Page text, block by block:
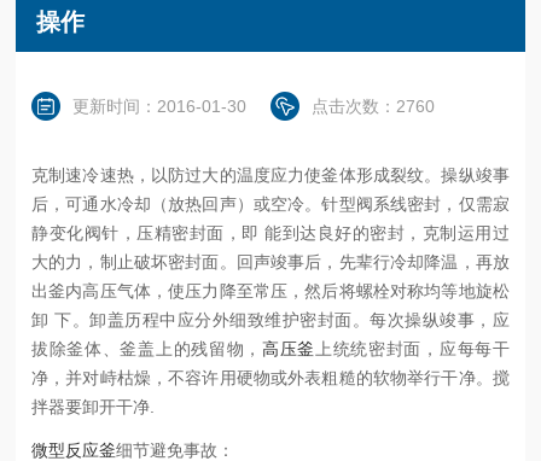
操作
更新时间：2016-01-30 点击次数：2760
克制速冷速热，以防过大的温度应力使釜体形成裂纹。操纵竣事
后，可通水冷却（放热回声）或空冷。针型阀系线密封，仅需寂
静变化阀针，压精密封面，即 能到达良好的密封，克制运用过
大的力，制止破坏密封面。回声竣事后，先辈行冷却降温，再放
出釜内高压气体，使压力降至常压，然后将螺栓对称均等地旋松
卸 下。卸盖历程中应分外细致维护密封面。每次操纵竣事，应
拔除釜体、釜盖上的残留物， 高压釜 上统统密封面，应每每干
净，并对峙枯燥，不容许用硬物或外表粗糙的软物举行干净。搅
拌器要卸开干净.
微型反应釜细节避免事故：